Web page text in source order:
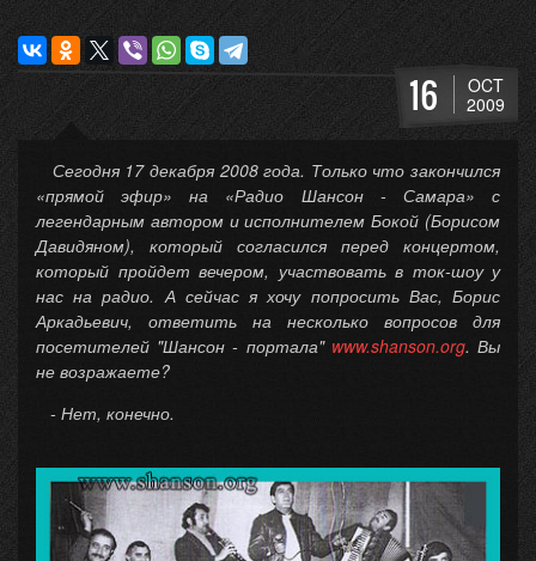
16
OCT
2009
Сегодня 17 декабря 2008 года. Только что закончился
«прямой эфир» на «Радио Шансон - Самара» с
легендарным автором и исполнителем Бокой (Борисом
Давидяном), который согласился перед концертом,
который пройдет вечером, участвовать в ток-шоу у
нас на радио. А сейчас я хочу попросить Вас, Борис
Аркадьевич, ответить на несколько вопросов для
посетителей "Шансон - портала" www.shanson.org. Вы
не возражаете?
- Нет, конечно.